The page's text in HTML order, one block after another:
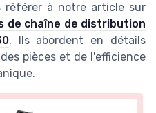
référer à notre article sur
de chaîne de distribution
. Ils abordent en détails
pièces et de l'efficience